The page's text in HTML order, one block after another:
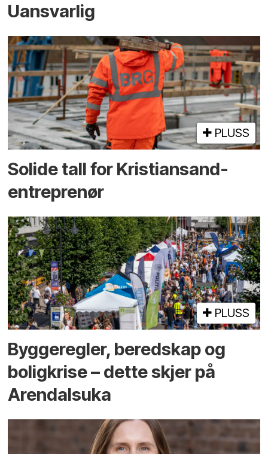
Uansvarlig
PLUSS
Solide tall for Kristiansand-
entreprenør
PLUSS
Bygge­regler, beredskap og
bolig­krise – dette skjer på
Arendals­uka